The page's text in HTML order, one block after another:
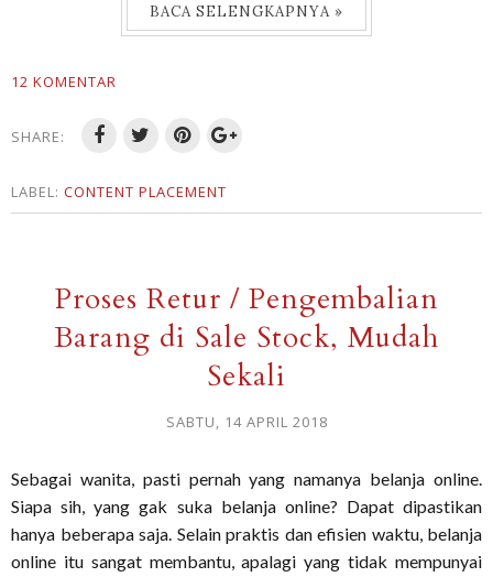
BACA SELENGKAPNYA »
12 KOMENTAR
SHARE:
LABEL: CONTENT PLACEMENT
Proses Retur / Pengembalian
Barang di Sale Stock, Mudah
Sekali
SABTU, 14 APRIL 2018
Sebagai wanita, pasti pernah yang namanya belanja online.
Siapa sih, yang gak suka belanja online? Dapat dipastikan
hanya beberapa saja. Selain praktis dan efisien waktu, belanja
online itu sangat membantu, apalagi yang tidak mempunyai